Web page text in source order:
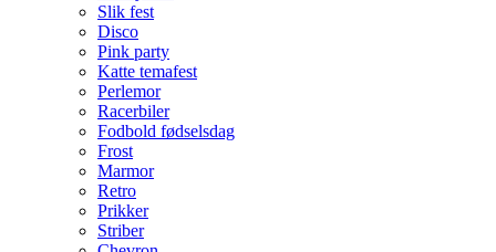
Slik fest
Disco
Pink party
Katte temafest
Perlemor
Racerbiler
Fodbold fødselsdag
Frost
Marmor
Retro
Prikker
Striber